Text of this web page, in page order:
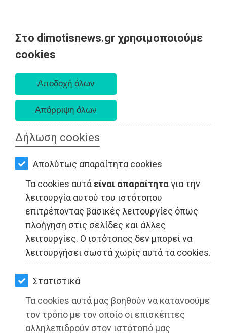
Στο dimotisnews.gr χρησιμοποιούμε
cookies
Δήλωση cookies
Απολύτως απαραίτητα cookies
Τα cookies αυτά είναι απαραίτηταγια την
λειτουργία αυτού του ιστότοπου
επιτρέποντας βασικές λειτουργίες όπως
πλοήγηση στις σελίδες και άλλες
λειτουργίες. Ο ιστότοπος δεν μπορεί να
λειτουργήσει σωστά χωρίς αυτά τα cookies.
Στατιστικά
Τα cookies αυτά μας βοηθούν να κατανοούμε
τον τρόπο με τον οποίο οι επισκέπτες
αλληλεπιδρούν στον ιστότοπό μας
AΡΧΙΚΗ
ΕΙΔΗΣΕΙΣ
ΠΟΛΙΤΙΚΗ
ΤΟΠΙΚΗ
ΑΥΤΟΔΙΟΙΚΗΣΗ
ΟΙΚΟΝΟΜΙΑ
ΑΘΛΗΤΙΣΜΟΣ
ΠΟΛΙΤΙΣΜΟΣ
ΣΠΙΤΙ-
ΚΗΠΟΣ
ΥΓΕΙΑ
LIFESTYLE
ΤΑΞΙΔΙΑ
ΕΞΟΔΟΣ
ΟΙΚΟΝΟΜΙΑ - Αττική